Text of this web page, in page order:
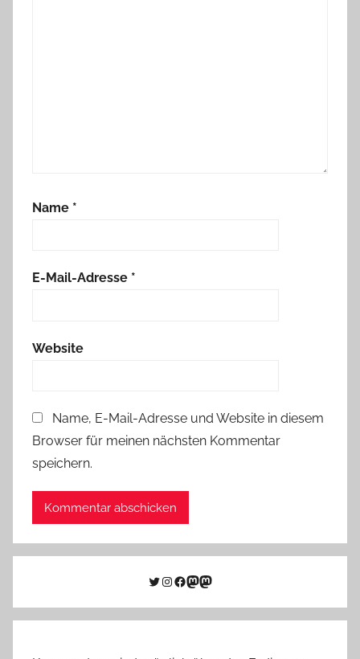
Name *
E-Mail-Adresse *
Website
Name, E-Mail-Adresse und Website in diesem
Browser für meinen nächsten Kommentar
speichern.
Twitter
Instagram
Facebook
Link zu Mastodon
Mastodon